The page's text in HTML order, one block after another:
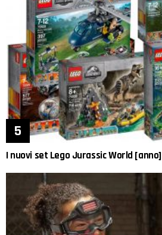
I nuovi set Lego Jurassic World [anno]